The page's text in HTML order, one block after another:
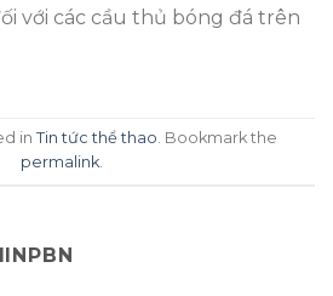
với các cầu thủ bóng đá trên
in Tin tức thể thao. Bookmark the
permalink.